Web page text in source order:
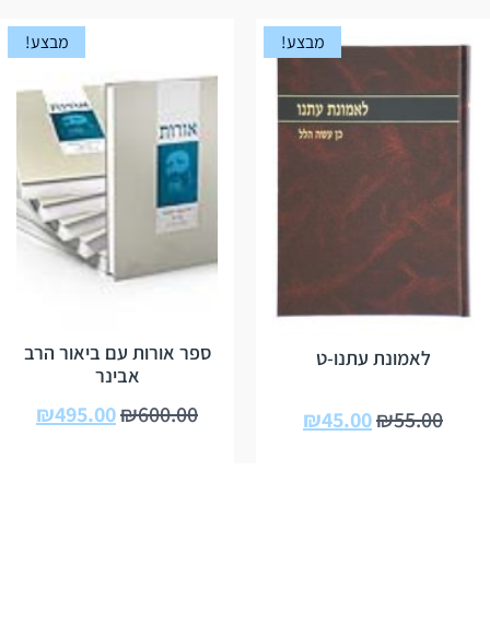
מבצע!
לאמונת עתנו-ט
₪55.00
₪45.00
מבצע!
ספר אורות עם ביאור הרב
אבינר
₪600.00
₪495.00